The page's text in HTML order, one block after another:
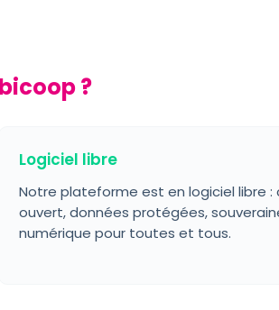
?
Logiciel libre
Notre plateforme est en logiciel libre :
ouvert, données protégées,
numérique pour toutes et tous.